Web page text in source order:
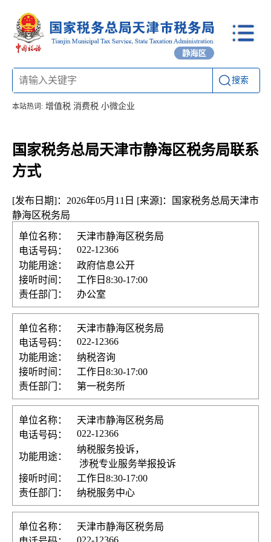
搜索
本站热词: 增值税 消费税 小微企业
国家税务总局天津市静海区税务局联系
方式
[发布日期]：2026年05月11日 [来源]：国家税务总局天津市
静海区税务局
单位名称：
天津市静海区税务局
电话号码：
022-12366
功能用途：
政府信息公开
接听时间：
工作日8:30-17:00
责任部门：
办公室
单位名称：
天津市静海区税务局
电话号码：
022-12366
功能用途：
纳税咨询
接听时间：
工作日8:30-17:00
责任部门：
第一税务所
单位名称：
天津市静海区税务局
电话号码：
022-12366
功能用途：
纳税服务投诉，
涉税专业服务举报投诉
接听时间：
工作日8:30-17:00
责任部门：
纳税服务中心
单位名称：
天津市静海区税务局
022-12366